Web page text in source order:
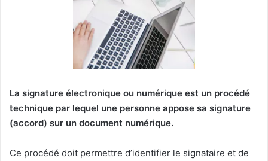
La signature électronique ou numérique est un procédé
technique par lequel une personne appose sa signature
(accord) sur un document numérique.
Ce procédé doit permettre d’identifier le signataire et de